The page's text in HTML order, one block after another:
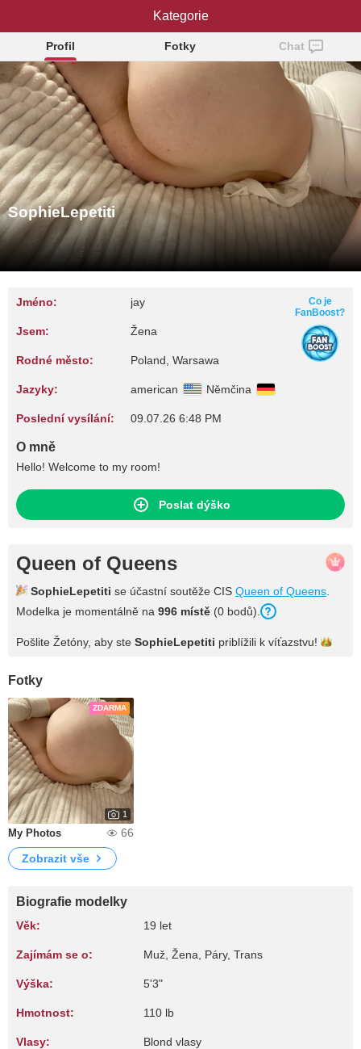
SophieLepetiti
Profil Fotky Chat
SophieLepetiti
Jméno: jay
Jsem: Žena
Rodné město: Poland, Warsawa
Jazyky: american Němčina
Poslední vysílání: 09.07.26 6:48 PM
Co je
FanBoost?
O mně
Hello! Welcome to my room!
Poslat dýško
Queen of Queens
SophieLepetiti se účastní soutěže CIS Queen of Queens
Modelka je momentálně na 996 místě (0 bodů).
Pošlite Žetóny, aby ste SophieLepetiti priblížili k víťazstvu!
Fotky
ZDARMA
1
My Photos
66
Zobrazit vše
Biografie modelky
Věk: 19 let
Zajímám se o: Muž, Žena, Páry, Trans
Výška: 5'3"
Hmotnost: 110 lb
Vlasy: Blond vlasy
Kategorie